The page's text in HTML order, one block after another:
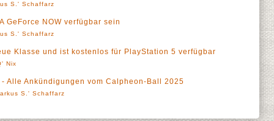
S.' Schaffarz
GeForce NOW verfügbar sein
S.' Schaffarz
Klasse und ist kostenlos für PlayStation 5 verfügbar
Nix
Alle Ankündigungen vom Calpheon-Ball 2025
S.' Schaffarz